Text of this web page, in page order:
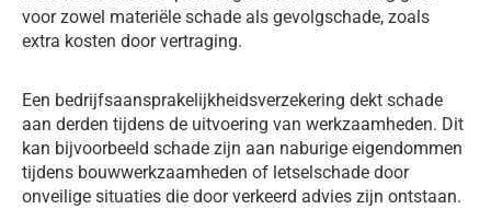
voor zowel materiële schade als gevolgschade, zoals
extra kosten door vertraging.
Een bedrijfsaansprakelijkheidsverzekering dekt schade
aan derden tijdens de uitvoering van werkzaamheden. Dit
kan bijvoorbeeld schade zijn aan naburige eigendommen
tijdens bouwwerkzaamheden of letselschade door
onveilige situaties die door verkeerd advies zijn ontstaan.